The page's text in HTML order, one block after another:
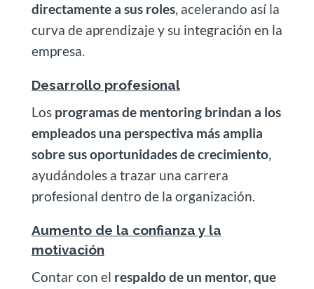
directamente a sus roles, acelerando así la
curva de aprendizaje y su integración en la
empresa.
Desarrollo profesional
Losprogramas de mentoring brindan a los
empleados una perspectiva más amplia
sobre sus oportunidades de crecimiento,
ayudándoles a trazar una carrera
profesional dentro de la organización.
Aumento de la confianza y la
motivación
Contar con el respaldo de un mentor, que